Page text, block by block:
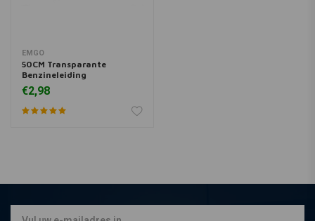
EMGO
50CM Transparante
Benzineleiding
€2,98